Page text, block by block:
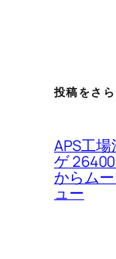
投稿をさ
APS工
ゲ
からム
ュー